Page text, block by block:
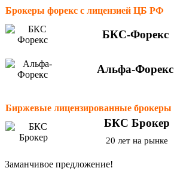
Брокеры форекс с лицензией ЦБ РФ
БКС-Форекс
Альфа-Форекс
Биржевые лицензированные брокеры
БКС Брокер
20 лет на рынке
Заманчивое предложение!